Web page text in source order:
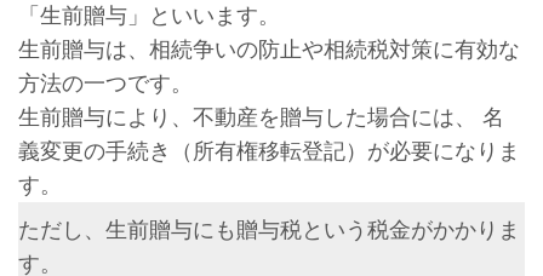
「生前贈与」といいます。
生前贈与は、相続争いの防止や相続税対策に有効な
方法の一つです。
生前贈与により、不動産を贈与した場合には、 名
義変更の手続き（所有権移転登記）が必要になりま
す。
ただし、生前贈与にも贈与税という税金がかかりま
す。